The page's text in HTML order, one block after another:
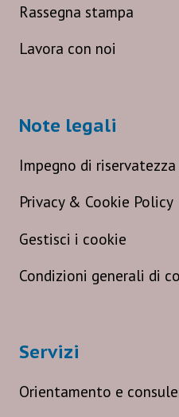
Rassegna stampa
Lavora con noi
Note legali
Impegno di
Privacy & Cookie Policy
Gestisci i cookie
Condizioni generali di
Servizi
Orientamento e